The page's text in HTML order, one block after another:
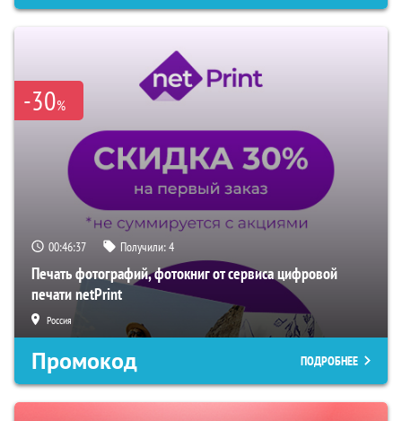
-30%
00:46:36 Получили:4
Печать фотографий, фотокниг от сервиса цифровой
печати netPrint
Россия
Промокод ПОДРОБНЕЕ